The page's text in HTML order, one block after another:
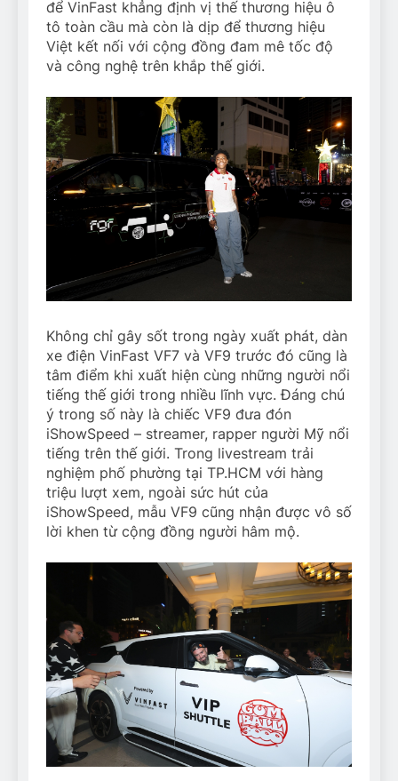
để VinFast khẳng định vị thế thương hiệu ô
tô toàn cầu mà còn là dịp để thương hiệu
Việt kết nối với cộng đồng đam mê tốc độ
và công nghệ trên khắp thế giới.
Không chỉ gây sốt trong ngày xuất phát, dàn
xe điện VinFast VF7 và VF9 trước đó cũng là
tâm điểm khi xuất hiện cùng những người nổi
tiếng thế giới trong nhiều lĩnh vực. Đáng chú
ý trong số này là chiếc VF9 đưa đón
iShowSpeed – streamer, rapper người Mỹ nổi
tiếng trên thế giới. Trong livestream trải
nghiệm phố phường tại TP.HCM với hàng
triệu lượt xem, ngoài sức hút của
iShowSpeed, mẫu VF9 cũng nhận được vô số
lời khen từ cộng đồng người hâm mộ.